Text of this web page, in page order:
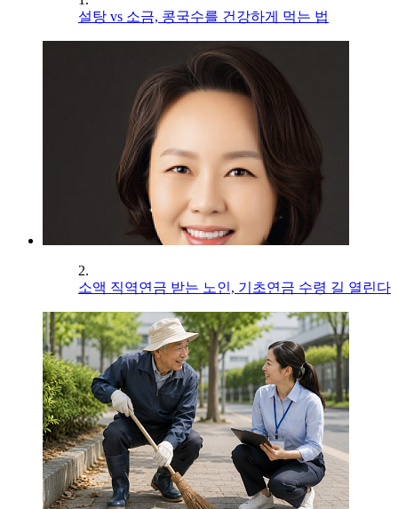
설탕 vs 소금, 콩국수를 건강하게 먹는 법
2.
소액 직역연금 받는 노인, 기초연금 수령 길 열린다